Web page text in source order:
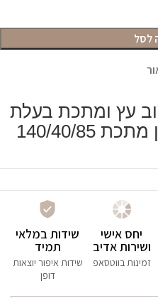
לסל
עץ ומתכת בעלת
4 מגירות ומדף תחתון מתכת 140/40/85
יחס אישי
ושירות אדיב
זמינות בווטסאפ
שידות במלאי
תמיד
שידות איפור יוצאות
דופן